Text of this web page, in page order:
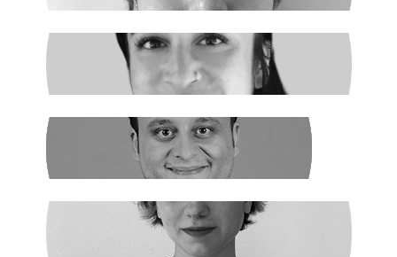
NURSELİ GÖZÜAÇIK
Şiddetin Faili, Çocukların Katili Kim?
NEHİR SEVİM
Dünya Çapında
ILGIN GÜRSES
Açlık ve Diğer "Çözülemez" Sorunlar